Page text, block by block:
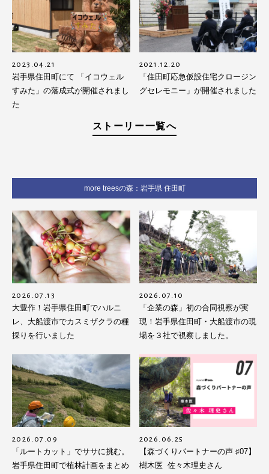
2023.04.21
岩手県住田町にて 「イコウェル
すみた」の落成式が開催されまし
た
2021.12.20
「住田町応急仮設住宅クロージン
グセレモニー」が開催されました
ストーリー一覧へ
more treesの森：岩手県 住田町
2026.07.13
大豊作！岩手県住田町でハルニ
レ、大船渡市でカスミザクラの種
採りを行いました
2026.07.10
「企業の森」初の合同視察が実
現！岩手県住田町・大船渡市の現
場を３社で視察しました。
2026.07.09
「ルートカット」でササに挑む。
岩手県住田町で植林計画をまとめ
2026.06.25
【森づくりパートナーの声 ♯07】
樹木医 佐々木理史さん